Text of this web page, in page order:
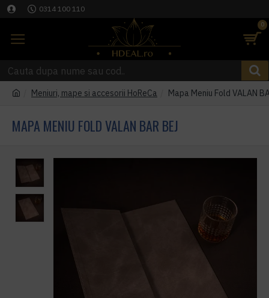
0314 100 110
0
Meniuri, mape si accesorii HoReCa Mapa Meniu Fold VALAN
MAPA MENIU FOLD VALAN BAR BEJ